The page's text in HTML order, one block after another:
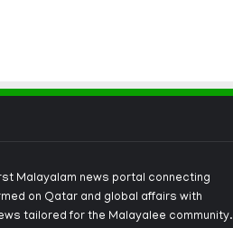
Malayalam news portal connecting
on Qatar and global affairs with
tailored for the Malayalee community.